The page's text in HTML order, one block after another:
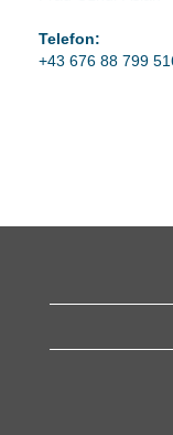
Telefon:
+43 676 88 799